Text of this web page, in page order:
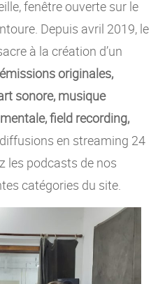
fenêtre ouverte sur le
Depuis avril 2019, le
à la création d’un
émissions originales,
sonore, musique
field recording,
en streaming 24
les podcasts de nos
catégories du site.